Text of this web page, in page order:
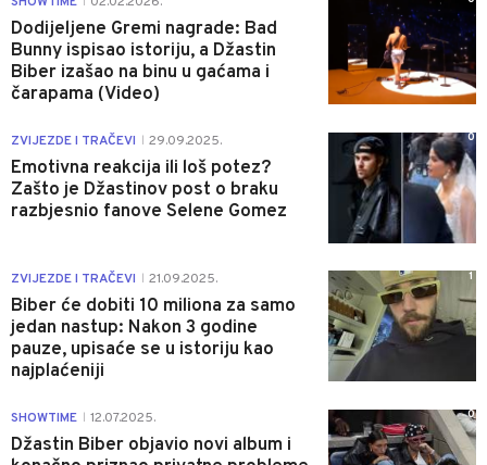
Dodijeljene Gremi nagrade: Bad
Bunny ispisao istoriju, a Džastin
Biber izašao na binu u gaćama i
čarapama (Video)
ZVIJEZDE I TRAČEVI 29.09.2025.
Emotivna reakcija ili loš potez?
Zašto je Džastinov post o braku
razbjesnio fanove Selene Gomez
0
ZVIJEZDE I TRAČEVI 21.09.2025.
Biber će dobiti 10 miliona za samo
jedan nastup: Nakon 3 godine
pauze, upisaće se u istoriju kao
najplaćeniji
1
SHOWTIME 12.07.2025.
Džastin Biber objavio novi album i
0